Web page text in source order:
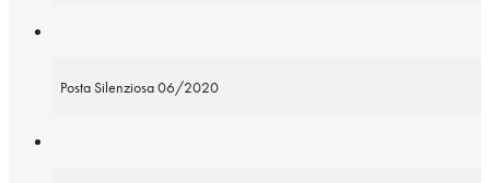
Posta Silenziosa 06/2020